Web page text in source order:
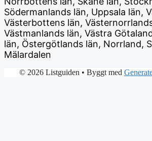
Södermanlands län, Uppsala län,
Västerbottens län,
Västmanlands län, Västra
län, Östergötlands län, Norrland,
Mälardalen
© 2026 Listguiden • Byggt med